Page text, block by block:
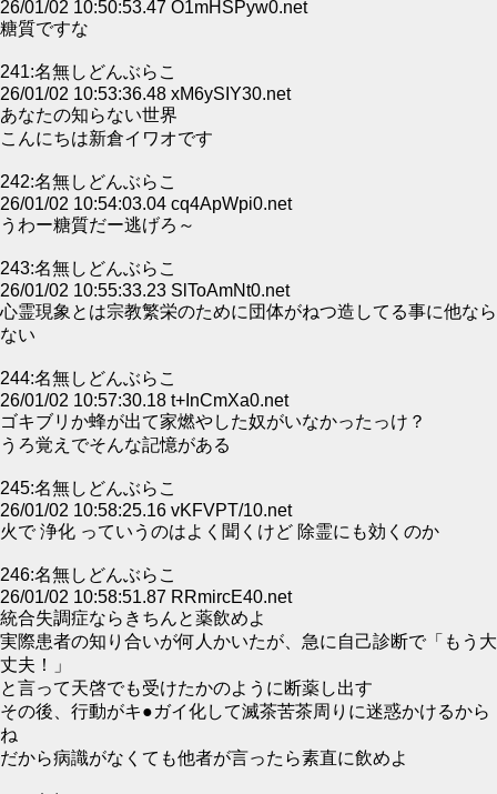
26/01/02 10:50:53.47 O1mHSPyw0.net
糖質ですな
241:名無しどんぶらこ
26/01/02 10:53:36.48 xM6ySIY30.net
あなたの知らない世界
こんにちは新倉イワオです
242:名無しどんぶらこ
26/01/02 10:54:03.04 cq4ApWpi0.net
うわー糖質だー逃げろ～
243:名無しどんぶらこ
26/01/02 10:55:33.23 SlToAmNt0.net
心霊現象とは宗教繁栄のために団体がねつ造してる事に他なら
ない
244:名無しどんぶらこ
26/01/02 10:57:30.18 t+InCmXa0.net
ゴキブリか蜂が出て家燃やした奴がいなかったっけ？
うろ覚えでそんな記憶がある
245:名無しどんぶらこ
26/01/02 10:58:25.16 vKFVPT/10.net
火で 浄化 っていうのはよく聞くけど 除霊にも効くのか
246:名無しどんぶらこ
26/01/02 10:58:51.87 RRmircE40.net
統合失調症ならきちんと薬飲めよ
実際患者の知り合いが何人かいたが、急に自己診断で「もう大
丈夫！」
と言って天啓でも受けたかのように断薬し出す
その後、行動がキ●ガイ化して滅茶苦茶周りに迷惑かけるから
ね
だから病識がなくても他者が言ったら素直に飲めよ